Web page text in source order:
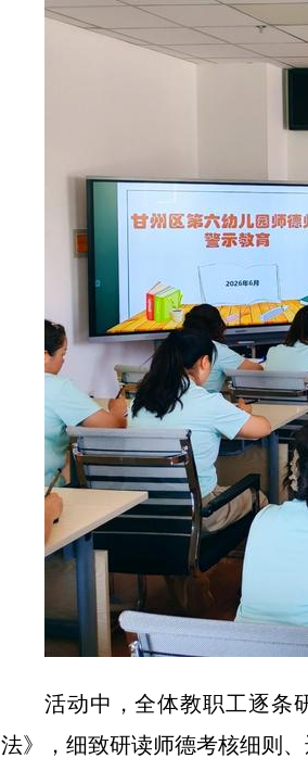
活动中，全体教职工逐条
法》，细致研读师德考核细则